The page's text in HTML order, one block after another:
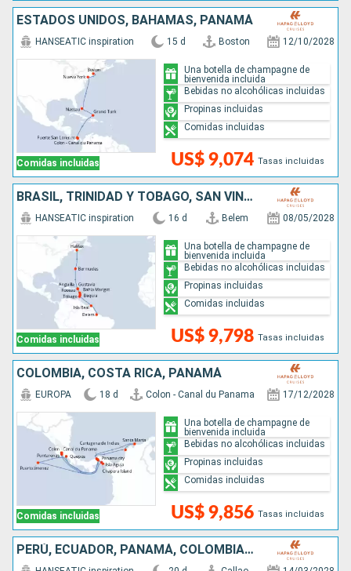
ESTADOS UNIDOS, BAHAMAS, PANAMÁ
Comidas incluidas
HANSEATIC inspiration 15 d Boston 12/10/2028
US$ 9,074 Tasas incluidas
Una botella de champagne de
bienvenida incluida
Bebidas no alcohólicas incluidas
Propinas incluidas
Comidas incluidas
BRASIL, TRINIDAD Y TOBAGO, SAN VINCENT Y LAS GRANADINAS, SANTA LUCIA, DOMINICA, FRANCIA, , BAHAMAS, CANADÁ
Comidas incluidas
HANSEATIC inspiration 16 d Belem 08/05/2028
US$ 9,798 Tasas incluidas
Una botella de champagne de
bienvenida incluida
Bebidas no alcohólicas incluidas
Propinas incluidas
Comidas incluidas
COLOMBIA, COSTA RICA, PANAMÁ
Comidas incluidas
EUROPA 18 d Colon - Canal du Panama 17/12/2028
US$ 9,856 Tasas incluidas
Una botella de champagne de
bienvenida incluida
Bebidas no alcohólicas incluidas
Propinas incluidas
Comidas incluidas
PERÚ, ECUADOR, PANAMÁ, COLOMBIA, TRINIDAD Y TOBAGO, BRASIL